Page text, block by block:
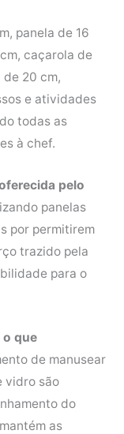
panela de 16
caçarola de
20 cm,
e atividades
todas as
à chef.
pelo
panelas
por permitirem
trazido pela
para o
o que
de manusear
vidro são
do
as